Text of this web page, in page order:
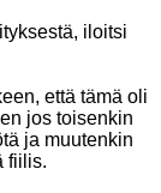
iloitsi
että tämä oli
jos toisenkin
ja muutenkin
fiilis.